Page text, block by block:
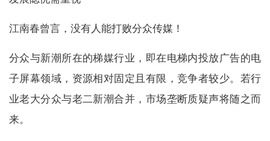
江南春曾言，没有人能打败分众传媒！
分众与新潮所在的梯媒行业，即在电梯内投放广告的电
子屏幕领域，资源相对固定且有限，竞争者较少。若行
业老大分众与老二新潮合并，市场垄断质疑声将随之而
来。